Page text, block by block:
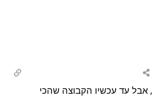
אבל עד עכשיו הקבוצה שהכי